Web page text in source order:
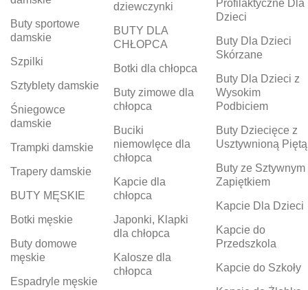
Buty sportowe
damskie
Szpilki
Sztyblety damskie
Śniegowce
damskie
Trampki damskie
Trapery damskie
BUTY MĘSKIE
Botki męskie
Buty domowe
męskie
Espadryle męskie
dziewczynki
BUTY DLA
CHŁOPCA
Botki dla chłopca
Buty zimowe dla
chłopca
Buciki
niemowlęce dla
chłopca
Kapcie dla
chłopca
Japonki, Klapki
dla chłopca
Kalosze dla
chłopca
Profilaktyczne Dla
Dzieci
Buty Dla Dzieci
Skórzane
Buty Dla Dzieci z
Wysokim
Podbiciem
Buty Dziecięce z
Usztywnioną Piętą
Buty ze Sztywnym
Zapiętkiem
Kapcie Dla Dzieci
Kapcie do
Przedszkola
Kapcie do Szkoły